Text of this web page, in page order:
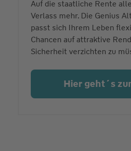
Auf die staatliche Rente
Verlass mehr. Die Genius
passt sich Ihrem Leben
Chancen auf attraktive
Sicherheit verzichten zu
Hier geht´s